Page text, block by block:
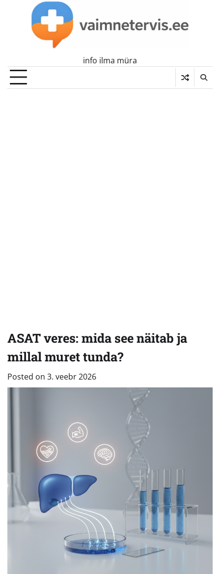
info ilma müra
ASAT veres: mida see näitab ja
millal muret tunda?
Posted on 3. veebr 2026